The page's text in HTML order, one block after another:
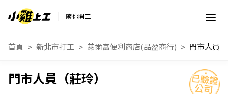
隨你開工
首頁 新北市打工 萊爾富便利商店(品盈商行) 門市人員
門市人員（莊玲）